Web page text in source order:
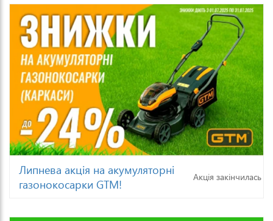
Липнева акція на акумуляторні
газонокосарки GTM!
Акція закінчилась